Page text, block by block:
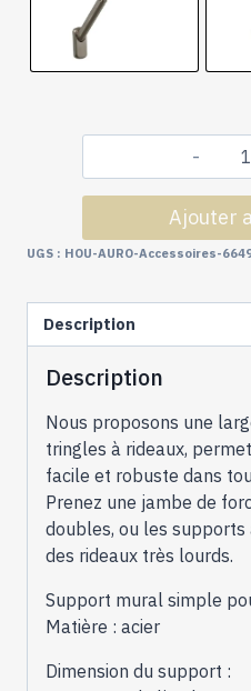
Ajouter
UGS : HOU-AURO-Accessoires-
Description
Description
Nous proposons une
tringles à rideaux,
facile et robuste dans
Prenez une jambe de
doubles, ou les supports
des rideaux très lourds.
Support mural simple
Matière : acier
Dimension du support :